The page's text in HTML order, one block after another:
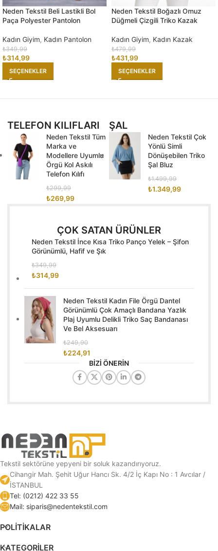
Neden Tekstil Beli Lastikli Bol
Paça Polyester Pantolon
Kadın Giyim, Kadın Pantolon
₺349,99
₺314,99
SEÇENEKLER
Neden Tekstil Boğazlı Omuz
Düğmeli Çizgili Triko Kazak
Kadın Giyim, Kadın Kazak
₺479,99
₺431,99
SEÇENEKLER
TELEFON KILIFLARI
Neden Tekstil Tüm
Marka ve
Modellere Uyumlu
Örgü Kol Askılı
Telefon Kılıfı
₺299,99
₺269,99
ŞAL
Neden Tekstil Çok
Yönlü Simli
Dönüşebilen Triko
Şal Bluz
₺1.499,99
₺1.349,99
ÇOK SATAN ÜRÜNLER
Neden Tekstil İnce Kısa Triko Panço Yelek – Şifon
Görünümlü, Hafif ve Şık
₺349,99
₺314,99
Neden Tekstil Kadın File Örgü Dantel
Görünümlü Çok Amaçlı Bandana Yazlık
Plaj Uyumlu Delikli Triko Saç Bandanası
Ve Bel Aksesuarı
₺249,90
₺224,91
BİZİ ÖNERİN
Tekstil sektörüne yepyeni bir soluk kazandırıyoruz.
Cihangir Mah. Şehit Uğur Hancı Sk. 4/2 İç Kapı No : 1 Avcılar /
İSTANBUL
Tel: (0212) 422 33 55
Mail: siparis@nedentekstil.com
POLİTİKALAR
KATEGORILER